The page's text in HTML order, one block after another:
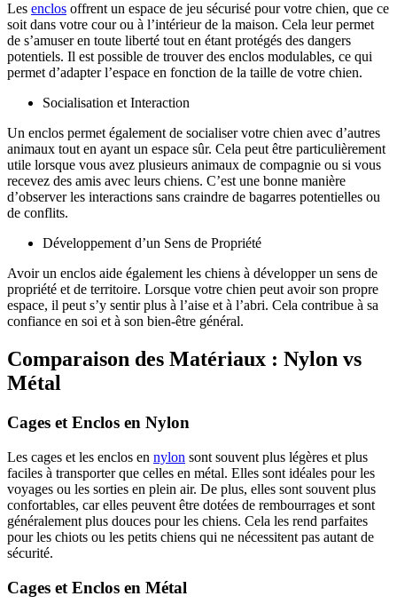
Les enclos offrent un espace de jeu sécurisé pour votre chien, que ce
soit dans votre cour ou à l’intérieur de la maison. Cela leur permet
de s’amuser en toute liberté tout en étant protégés des dangers
potentiels. Il est possible de trouver des enclos modulables, ce qui
permet d’adapter l’espace en fonction de la taille de votre chien.
Socialisation et Interaction
Un enclos permet également de socialiser votre chien avec d’autres
animaux tout en ayant un espace sûr. Cela peut être particulièrement
utile lorsque vous avez plusieurs animaux de compagnie ou si vous
recevez des amis avec leurs chiens. C’est une bonne manière
d’observer les interactions sans craindre de bagarres potentielles ou
de conflits.
Développement d’un Sens de Propriété
Avoir un enclos aide également les chiens à développer un sens de
propriété et de territoire. Lorsque votre chien peut avoir son propre
espace, il peut s’y sentir plus à l’aise et à l’abri. Cela contribue à sa
confiance en soi et à son bien-être général.
Comparaison des Matériaux : Nylon vs
Métal
Cages et Enclos en Nylon
Les cages et les enclos en nylon sont souvent plus légères et plus
faciles à transporter que celles en métal. Elles sont idéales pour les
voyages ou les sorties en plein air. De plus, elles sont souvent plus
confortables, car elles peuvent être dotées de rembourrages et sont
généralement plus douces pour les chiens. Cela les rend parfaites
pour les chiots ou les petits chiens qui ne nécessitent pas autant de
sécurité.
Cages et Enclos en Métal